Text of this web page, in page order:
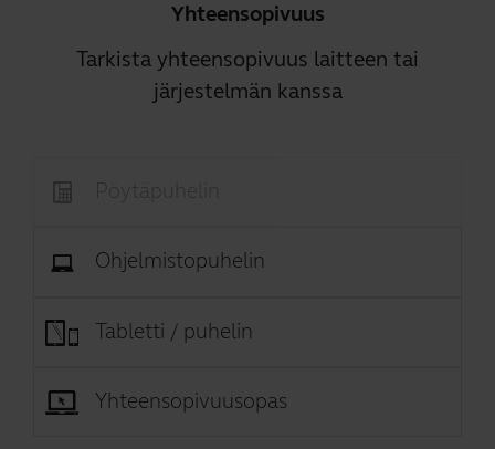
Yhteensopivuus
Tarkista yhteensopivuus laitteen tai
järjestelmän kanssa
Ohjelmistopuhelin
Tabletti / puhelin
Yhteensopivuusopas